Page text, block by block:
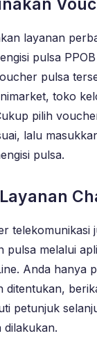
layanan
pulsa
pulsa
toko
pilih
lalu
pulsa.
telekomunikasi
pulsa melalui
Anda hanya
ditentukan,
petunjuk
dilakukan.